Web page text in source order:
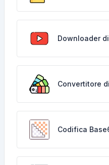
Downloader
Convertitore
Codifica